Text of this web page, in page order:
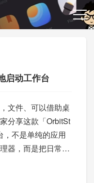
启动工作台
文件、可以借助桌
分享这款「OrbitSt
，不是单纯的应用
器，而是把日常工